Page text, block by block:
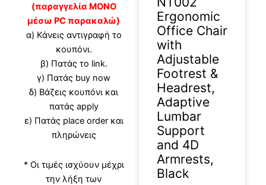
(παραγγελία ΜΟΝΟ
μέσω PC παρακαλώ)
α) Κάνεις αντιγραφή το
κουπόνι.
β) Πατάς το link.
γ) Πατάς buy now
δ) Βάζεις κουπόνι και
πατάς apply
ε) Πατάς place order και
πληρώνεις
* Οι τιμές ισχύουν μέχρι
την λήξη των
Ergonomic
Office Chair
with
Adjustable
Footrest &
Headrest,
Adaptive
Lumbar
Support
and 4D
Armrests,
Black